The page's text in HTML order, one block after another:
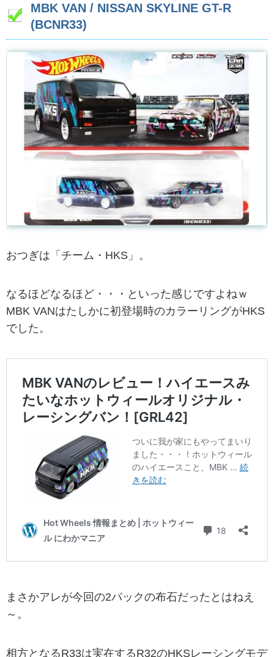
MBK VAN / NISSAN SKYLINE GT-R
(BCNR33)
おつぎは「チーム・HKS」。
なるほどなるほど・・・といった感じですよねｗ
MBK VANはたしかに初登場時のカラーリングがHKS
でした。
まさかアレが今回の2パックの布石だったとはねえ
～。
相方となるR33は実在するR32のHKSレーシングモデ